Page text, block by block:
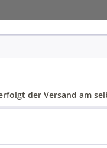
der Versand am